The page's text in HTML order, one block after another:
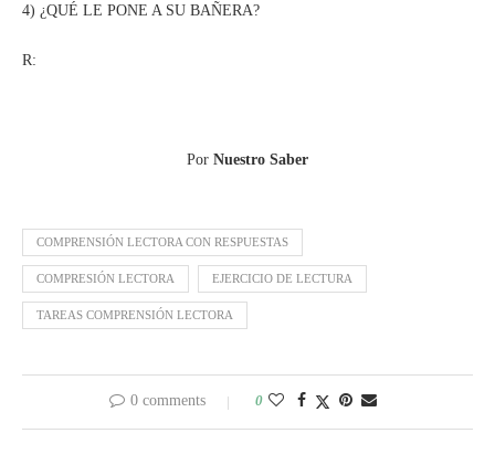
4) ¿QUÉ LE PONE A SU BAÑERA?
R:
Por Nuestro Saber
COMPRENSIÓN LECTORA CON RESPUESTAS
COMPRESIÓN LECTORA EJERCICIO DE LECTURA
TAREAS COMPRENSIÓN LECTORA
0 comments 0